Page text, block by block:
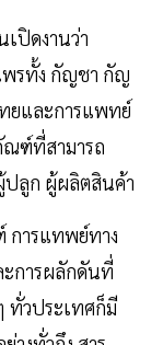
ปิดงานว่า
พรทั้ง กัญชา กัญ
ยและการแพทย์
ณฑ์ที่สามารถ
ปลูก ผู้ผลิตสินค้า
การแทพย์ทาง
ะการผลักดันที่
ทั่วประเทศก็มี